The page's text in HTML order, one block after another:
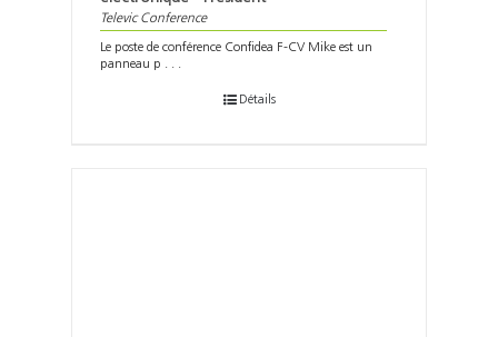
Televic Conference
Le poste de conférence Confidea F-CV Mike est un
panneau p . . .
Détails